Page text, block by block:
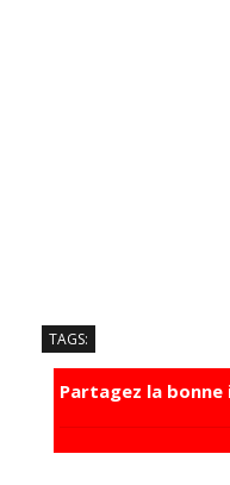
TAGS:
Partagez la